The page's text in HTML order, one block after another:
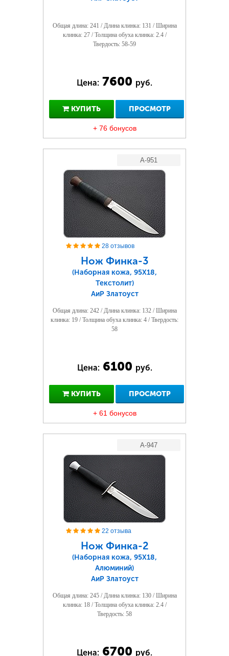
Общая длина: 241 / Длина клинка: 131 / Ширина
клинка: 27 / Толщина обуха клинка: 2.4 /
Твердость: 58-59
Цена: 7600 руб.
КУПИТЬ ПРОСМОТР
+ 76 бонусов
A-951
28 отзывов
Нож Финка-3
(Наборная кожа, 95Х18,
Текстолит)
АиР Златоуст
Общая длина: 242 / Длина клинка: 132 / Ширина
клинка: 19 / Толщина обуха клинка: 4 / Твердость:
58
Цена: 6100 руб.
КУПИТЬ ПРОСМОТР
+ 61 бонусов
A-947
22 отзыва
Нож Финка-2
(Наборная кожа, 95Х18,
Алюминий)
АиР Златоуст
Общая длина: 245 / Длина клинка: 130 / Ширина
клинка: 18 / Толщина обуха клинка: 2.4 /
Твердость: 58
Цена: 6700 руб.